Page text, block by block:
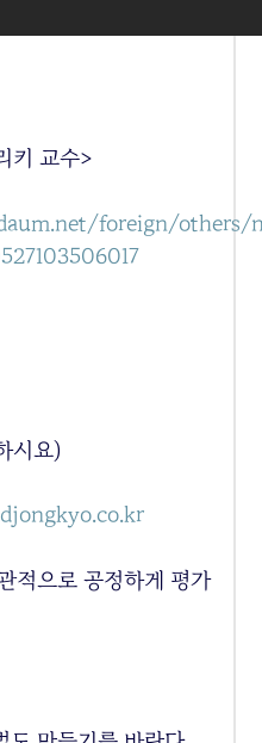
키 교수>
foreign/others/
시요)
적으로 공정하게 평가